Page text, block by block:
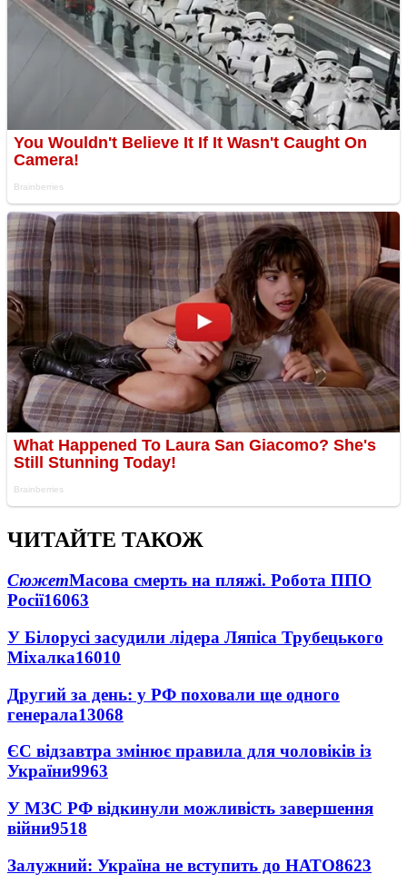
ЧИТАЙТЕ ТАКОЖ
СюжетМасова смерть на пляжі. Робота ППО
Росії16063
У Білорусі засудили лідера Ляпіса Трубецького
Міхалка16010
Другий за день: у РФ поховали ще одного
генерала13068
ЄС відзавтра змінює правила для чоловіків із
України9963
У МЗС РФ відкинули можливість завершення
війни9518
Залужний: Україна не вступить до НАТО8623